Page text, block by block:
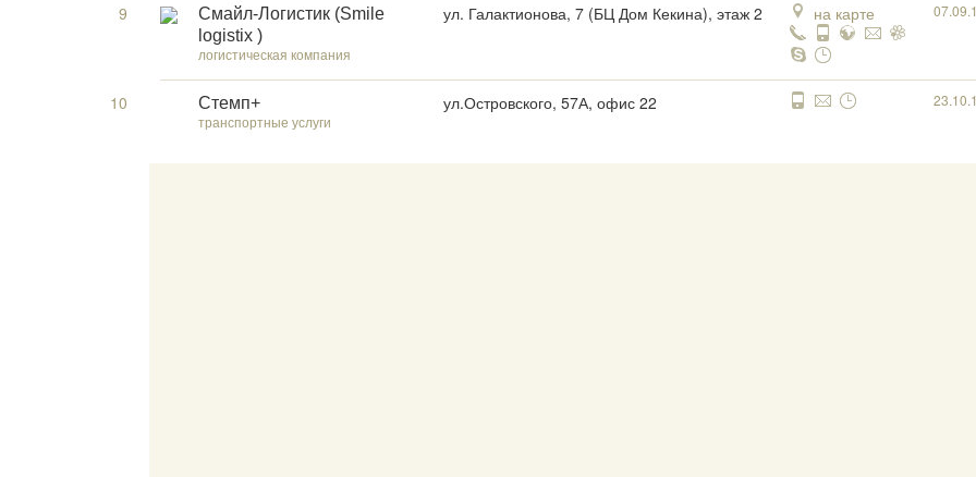
9
Смайл-Логистик (Smile
logistix )
логистическая компания
ул. Галактионова, 7 (БЦ Дом Кекина), этаж 2 на карте
10
Стемп+
транспортные услуги
ул.Островского, 57А, офис 22